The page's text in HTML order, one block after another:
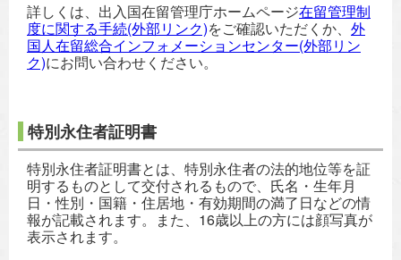
詳しくは、出入国在留管理庁ホームページ在留管理制
度に関する手続(外部リンク)をご確認いただくか、 外
国人在留総合インフォメーションセンター(外部リン
ク)にお問い合わせください。
特別永住者証明書
特別永住者証明書とは、特別永住者の法的地位等を証
明するものとして交付されるもので、氏名・生年月
日・性別・国籍・住居地・有効期間の満了日などの情
報が記載されます。また、16歳以上の方には顔写真が
表示されます。